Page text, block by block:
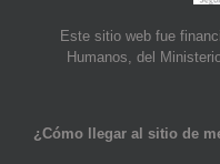
Este sitio web fue
Humanos, del
¿Cómo llegar al sitio de